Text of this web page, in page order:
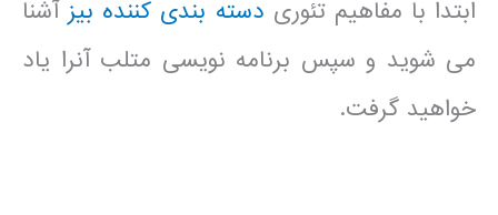
ابتدا با مفاهیم تئوری دسته بندی کننده بیز آشنا
می شوید و سپس برنامه نویسی متلب آنرا یاد
خواهید گرفت.